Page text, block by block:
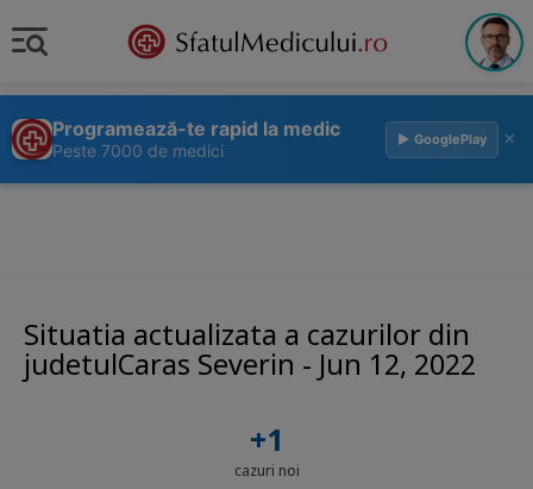
Programează-te rapid la medic
Peste 7000 de medici
▶ GooglePlay ×
Situatia actualizata a cazurilor din
judetulCaras Severin - Jun 12, 2022
+1
cazuri noi